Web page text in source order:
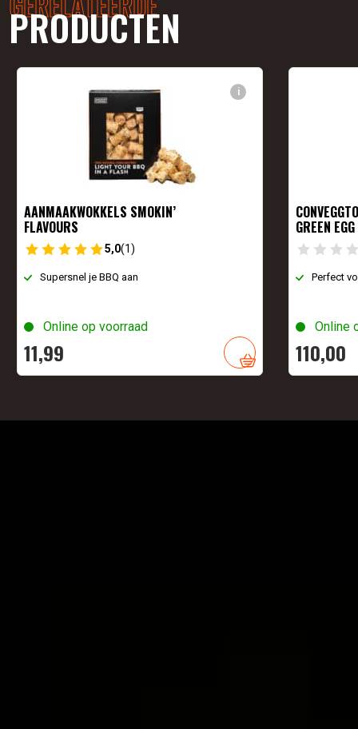
PRODUCTEN
i
AANMAAKWOKKELS SMOKIN’
FLAVOURS
5,0(1)
Supersnel je BBQ aan
Online op voorraad
11,99
GREEN EGG
Perfect
Online
110,00